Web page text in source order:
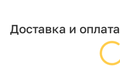
Доставка и оплата